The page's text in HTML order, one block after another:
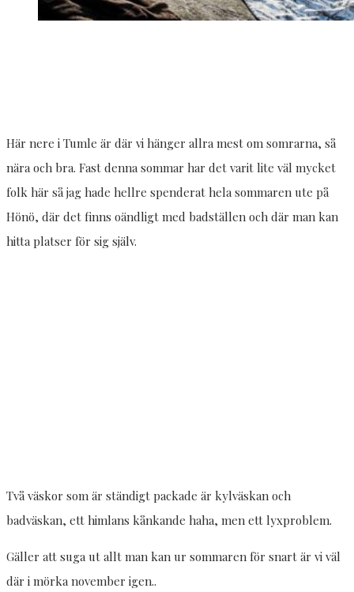
Här nere i Tumle är där vi hänger allra mest om somrarna, så
nära och bra. Fast denna sommar har det varit lite väl mycket
folk här så jag hade hellre spenderat hela sommaren ute på
Hönö, där det finns oändligt med badställen och där man kan
hitta platser för sig själv.
Två väskor som är ständigt packade är kylväskan och
badväskan, ett himlans kånkande haha, men ett lyxproblem.
Gäller att suga ut allt man kan ur sommaren för snart är vi väl
där i mörka november igen..